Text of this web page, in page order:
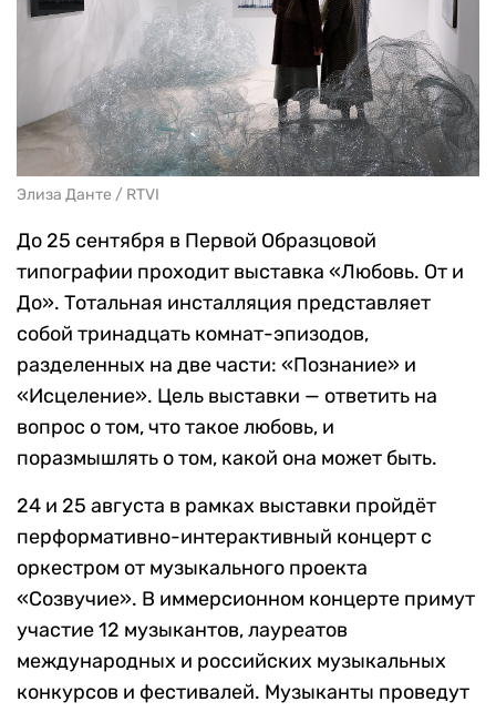
Элиза Данте / RTVI
До 25 сентября в Первой Образцовой
типографии проходит выставка «Любовь. От и
До». Тотальная инсталляция представляет
собой тринадцать комнат-эпизодов,
разделенных на две части: «Познание» и
«Исцеление». Цель выставки — ответить на
вопрос о том, что такое любовь, и
поразмышлять о том, какой она может быть.
24 и 25 августа в рамках выставки пройдёт
перформативно-интерактивный концерт с
оркестром от музыкального проекта
«Созвучие». В иммерсионном концерте примут
участие 12 музыкантов, лауреатов
международных и российских музыкальных
конкурсов и фестивалей. Музыканты проведут